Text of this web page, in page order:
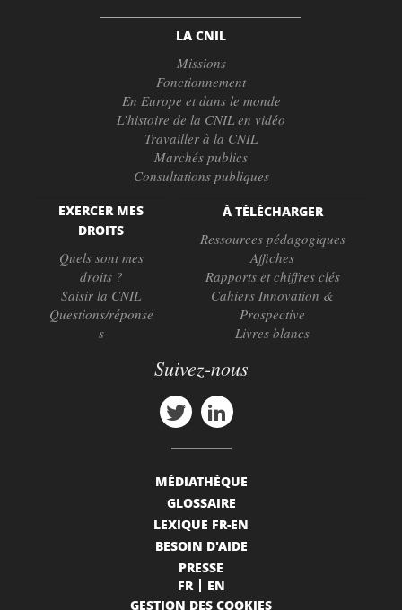
LA CNIL
Missions
Fonctionnement
En Europe et dans le monde
L’histoire de la CNIL en vidéo
Travailler à la CNIL
Marchés publics
Consultations publiques
EXERCER MES
DROITS
Quels sont mes
droits ?
Saisir la CNIL
Questions/réponse
s
À TÉLÉCHARGER
Ressources pédagogiques
Affiches
Rapports et chiffres clés
Cahiers Innovation &
Prospective
Livres blancs
Suivez-nous
MÉDIATHÈQUE
GLOSSAIRE
LEXIQUE FR-EN
BESOIN D'AIDE
PRESSE
FR
EN
GESTION DES COOKIES